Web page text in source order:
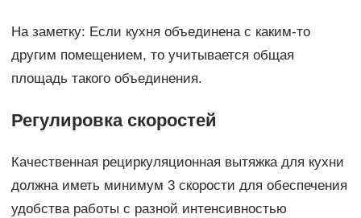
На заметку: Если кухня объединена с каким-то
другим помещением, то учитывается общая
площадь такого объединения.
Регулировка скоростей
Качественная рециркуляционная вытяжка для кухни
должна иметь минимум 3 скорости для обеспечения
удобства работы с разной интенсивностью